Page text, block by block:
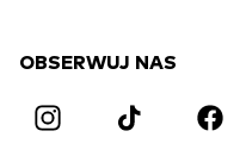
OBSERWUJ NAS